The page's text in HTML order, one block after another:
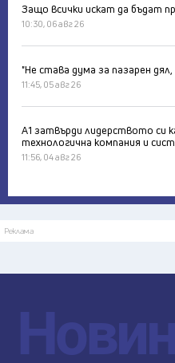
Защо всички искат да бъдат
10:30, 06 авг 26
"Не става дума за пазарен дял,
11:45, 05 авг 26
А1 затвърди лидерството си
технологична компания и
11:56, 04 авг 26
Реклама